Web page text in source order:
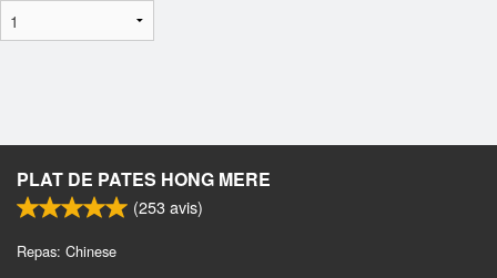
PLAT DE PATES HONG MERE
(253avis)
Repas: Chinese